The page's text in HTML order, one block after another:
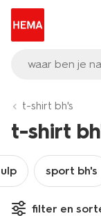
waar ben je
t-shirt bh's
t-shirt
sport bh's
filter en